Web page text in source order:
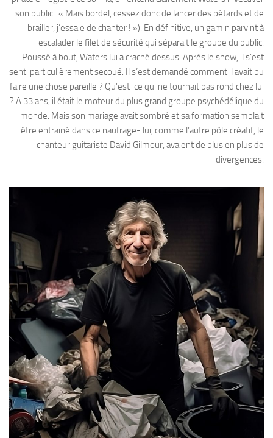
son public : « Mais bordel, cessez donc de lancer des pétards et de
brailler, j’essaie de chanter ! »). En définitive, un gamin parvint à
escalader le filet de sécurité qui séparait le groupe du public.
Poussé à bout, Waters lui a craché dessus. Après le show, il s’est
senti particulièrement secoué. Il s’est demandé comment il avait pu
faire une chose pareille ? Qu’est-ce qui ne tournait pas rond chez lui
? A 33 ans, il était le moteur du plus grand groupe psychédélique du
monde. Mais son mariage avait sombré et sa formation semblait
être entrainé dans ce naufrage- lui, comme l’autre pôle créatif, le
chanteur guitariste David Gilmour, avaient de plus en plus de
divergences.